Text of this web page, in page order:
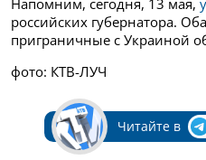
российских губернатора.
приграничные с Украиной
фото: КТВ-ЛУЧ
Читайте в